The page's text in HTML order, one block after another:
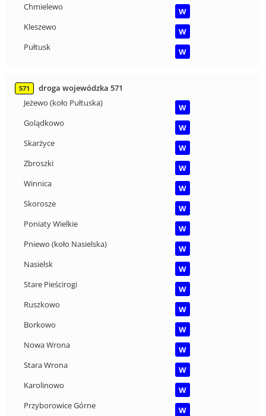
Chmielewo
W
Kleszewo
W
Pułtusk
W
571
droga wojewódzka 571
Jeżewo (koło Pułtuska)
W
Golądkowo
W
Skarżyce
W
Zbroszki
W
Winnica
W
Skorosze
W
Poniaty Wielkie
W
Pniewo (koło Nasielska)
W
Nasielsk
W
Stare Pieścirogi
W
Ruszkowo
W
Borkowo
W
Nowa Wrona
W
Stara Wrona
W
Karolinowo
W
Przyborowice Górne
W